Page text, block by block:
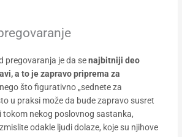
pregovaranja je da senajbitniji deo
a to je zapravo priprema za
što figurativno „sednete za
u praksi može da bude zapravo susret
tokom nekog poslovnog sastanka,
odakle ljudi dolaze, koje su njihove